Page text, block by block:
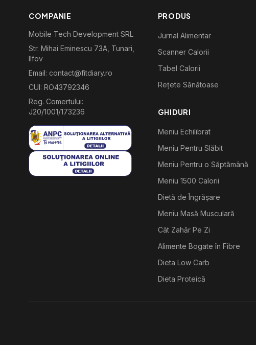
COMPANIE
Mobile Tech Development SRL
Str. Mihai Eminescu 73A, Tunari,
Ilfov
Email: contact@fitdiary.ro
CUI: RO43792346
Reg. Comertului:
J20/1001/173236
PRODUS
Jurnal Alimentar
Scanner Calorii
Tabel Calorii
Rețete Sănătoase
GHIDURI
Meniu Echilibrat
Meniu Pentru Slăbit
Meniu Pentru o Săptămână
Meniu 1500 Calorii
Dietă de Îngrășare
Meniu Masă Musculară
Cât Zahăr Pe Zi
Alimente Bogate în Fibre
Dieta Low Carb
Dieta Proteică